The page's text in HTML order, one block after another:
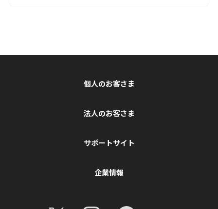
個人のお客さま
法人のお客さま
サポートサイト
企業情報